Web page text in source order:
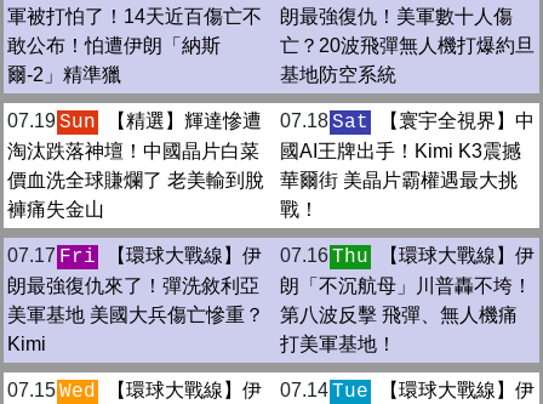
軍被打怕了！14天近百傷亡不
敢公布！怕遭伊朗「納斯
爾-2」精準獵
朗最強復仇！美軍數十人傷
亡？20波飛彈無人機打爆約旦
基地防空系統
07.19Sun
【精選】輝達慘遭
淘汰跌落神壇！中國晶片白菜
價血洗全球賺爛了 老美輸到脫
褲痛失金山
07.18Sat
【寰宇全視界】中
國AI王牌出手！Kimi K3震撼
華爾街 美晶片霸權遇最大挑
戰！
07.17 Fri
【環球大戰線】伊
朗最強復仇來了！彈洗敘利亞
美軍基地 美國大兵傷亡慘重？
Kimi
07.16Thu
【環球大戰線】伊
朗「不沉航母」川普轟不垮！
第八波反擊 飛彈、無人機痛
打美軍基地！
07.15Wed
【環球大戰線】伊
07.14Tue
【環球大戰線】伊